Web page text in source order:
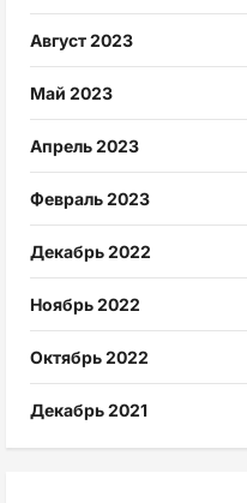
Август 2023
Май 2023
Апрель 2023
Февраль 2023
Декабрь 2022
Ноябрь 2022
Октябрь 2022
Декабрь 2021